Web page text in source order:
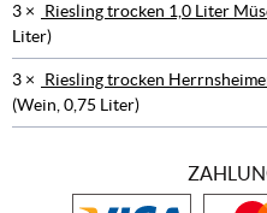
3 × Riesling trocken 1,0 Liter
Liter)
3 ×
Riesling trocken
(Wein, 0,75 Liter)